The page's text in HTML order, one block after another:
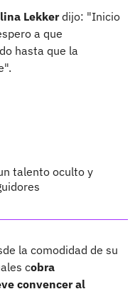
Lekkerdijo: "Inicio
a que
hasta que la
talento oculto y
la comodidad de su
cobra
convencer al